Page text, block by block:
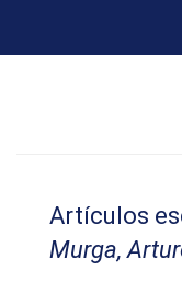
Artículos
Murga,